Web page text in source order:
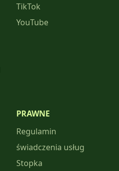
TikTok
YouTube
PRAWNE
Regulamin
świadczenia usług
Stopka